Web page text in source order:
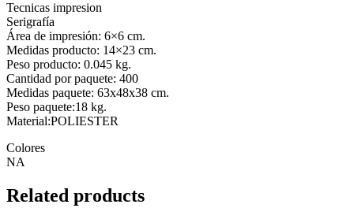
Tecnicas impresion
Serigrafía
Área de impresión: 6×6 cm.
Medidas producto: 14×23 cm.
Peso producto: 0.045 kg.
Cantidad por paquete: 400
Medidas paquete: 63x48x38 cm.
Peso paquete:18 kg.
Material:POLIESTER
Colores
NA
Related products